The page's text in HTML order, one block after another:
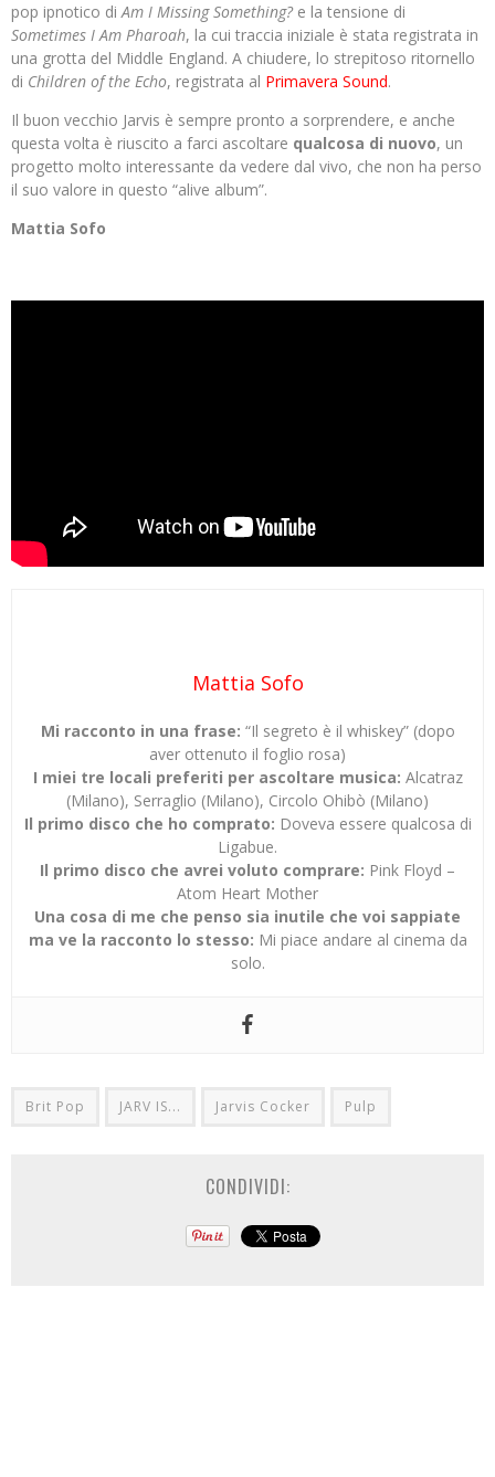
pop ipnotico diAm I Missing Something?e la tensione di
Sometimes I Am Pharoah, la cui traccia iniziale è stata registrata in
una grotta del Middle England. A chiudere, lo strepitoso ritornello
di Children of the Echo, registrata al Primavera Sound.
Il buon vecchio Jarvis è sempre pronto a sorprendere, e anche
questa volta è riuscito a farci ascoltare qualcosa di nuovo, un
progetto molto interessante da vedere dal vivo, che non ha perso
il suo valore in questo “alive album”.
Mattia Sofo
Mattia Sofo
Mi racconto in una frase: “Il segreto è il whiskey” (dopo
aver ottenuto il foglio rosa)
I miei tre locali preferiti per ascoltare musica: Alcatraz
(Milano), Serraglio (Milano), Circolo Ohibò (Milano)
Il primo disco che ho comprato: Doveva essere qualcosa di
Ligabue.
Il primo disco che avrei voluto comprare: Pink Floyd –
Atom Heart Mother
Una cosa di me che penso sia inutile che voi sappiate
ma ve la racconto lo stesso: Mi piace andare al cinema da
solo.
Brit Pop JARV IS... Jarvis Cocker Pulp
CONDIVIDI: